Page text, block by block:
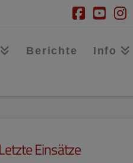
Berichte Info
Letzte Einsätze